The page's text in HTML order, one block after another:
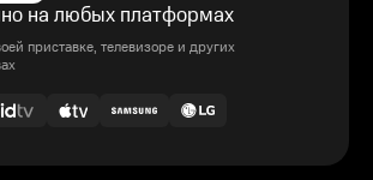
на любых платформах
приставке, телевизоре и других